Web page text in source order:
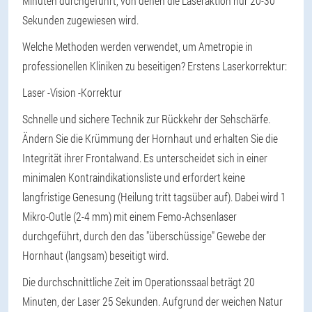
Sekunden zugewiesen wird.
Welche Methoden werden verwendet, um Ametropie in
professionellen Kliniken zu beseitigen? Erstens Laserkorrektur:
Laser -Vision -Korrektur
Schnelle und sichere Technik zur Rückkehr der Sehschärfe.
Ändern Sie die Krümmung der Hornhaut und erhalten Sie die
Integrität ihrer Frontalwand. Es unterscheidet sich in einer
minimalen Kontraindikationsliste und erfordert keine
langfristige Genesung (Heilung tritt tagsüber auf). Dabei wird 1
Mikro-Outle (2-4 mm) mit einem Femo-Achsenlaser
durchgeführt, durch den das "überschüssige" Gewebe der
Hornhaut (langsam) beseitigt wird.
Die durchschnittliche Zeit im Operationssaal beträgt 20
Minuten, der Laser 25 Sekunden. Aufgrund der weichen Natur